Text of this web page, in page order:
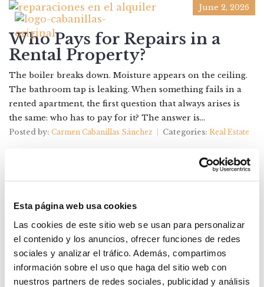
Esta página web usa cookies
Las cookies de este sitio web se usan para personalizar
el contenido y los anuncios, ofrecer funciones de redes
sociales y analizar el tráfico. Además, compartimos
información sobre el uso que haga del sitio web con
nuestros partners de redes sociales, publicidad y análisis
June 2, 2026
Who Pays for Repairs in a
Rental Property?
The boiler breaks down. Moisture appears on the ceiling.
The bathroom tap is leaking. When something fails in a
rented apartment, the first question that always arises is
the same: who has to pay for it? The answer is...
Posted by: Carmen Cabanillas Sánchez Categories: Real Estate